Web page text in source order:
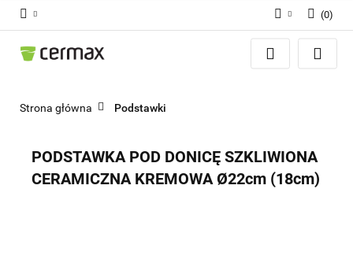
Zaloguj się
(0)
Strona główna Podstawki
PODSTAWKA POD DONICĘ SZKLIWIONA
CERAMICZNA KREMOWA Ø22cm (18cm)